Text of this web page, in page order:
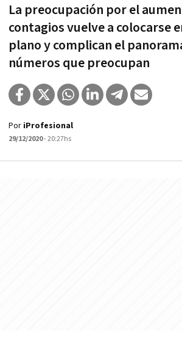
La preocupación por el
contagios vuelve a colocarse
plano y complican el
números que preocupan
Por iProfesional
29/12/2020- 20:27hs